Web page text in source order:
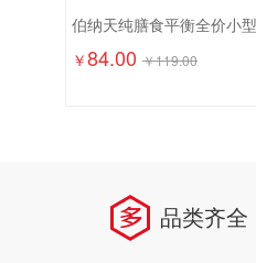
￥84.00 ￥119.00
品类齐全